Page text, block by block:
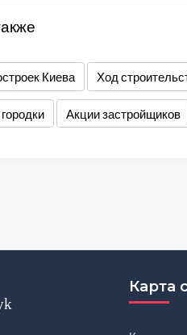
Киева Ход
Акции застройщиков
Карта